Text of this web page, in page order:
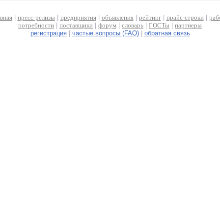
| пресс-релизы предприятия| объявления| рейтинг| прайс-строки|
потребности
поставщики форум словарь ГОСТы
партнеры
регистрация| частые вопросы (FAQ)| обратная связь